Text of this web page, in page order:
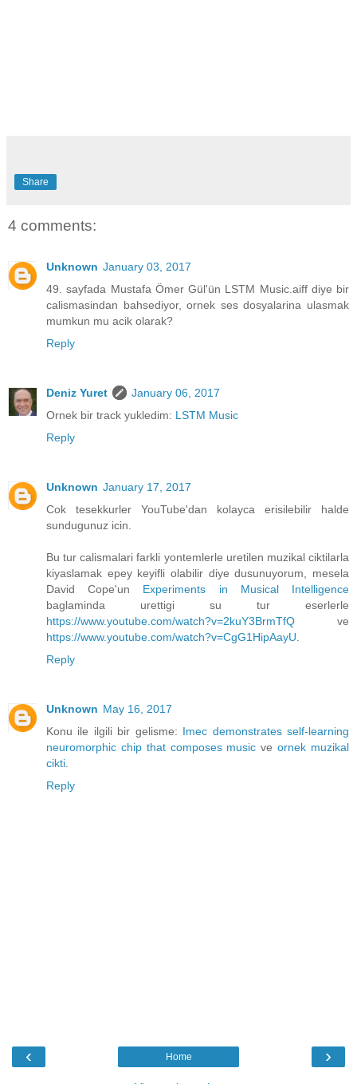
Share
4 comments:
Unknown January 03, 2017
49. sayfada Mustafa Ömer Gül'ün LSTM Music.aiff diye bir
calismasindan bahsediyor, ornek ses dosyalarina ulasmak
mumkun mu acik olarak?
Reply
Deniz Yuret
January 06, 2017
Ornek bir track yukledim: LSTM Music
Reply
Unknown January 17, 2017
Cok tesekkurler YouTube'dan kolayca erisilebilir halde
sundugunuz icin.
Bu tur calismalari farkli yontemlerle uretilen muzikal ciktilarla
kiyaslamak epey keyifli olabilir diye dusunuyorum, mesela
David Cope'un Experiments in Musical Intelligence
baglaminda urettigi su tur eserlerle
https://www.youtube.com/watch?v=2kuY3BrmTfQ ve
https://www.youtube.com/watch?v=CgG1HipAayU
Reply
Unknown May 16, 2017
Konu ile ilgili bir gelisme: Imec demonstrates self-learning
neuromorphic chip that composes music veornek muzikal
cikti
Reply
‹ ›
Home